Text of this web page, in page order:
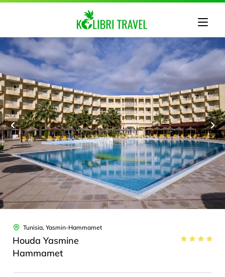
Tunisia, Yasmin-Hammamet
Houda Yasmine
Hammamet